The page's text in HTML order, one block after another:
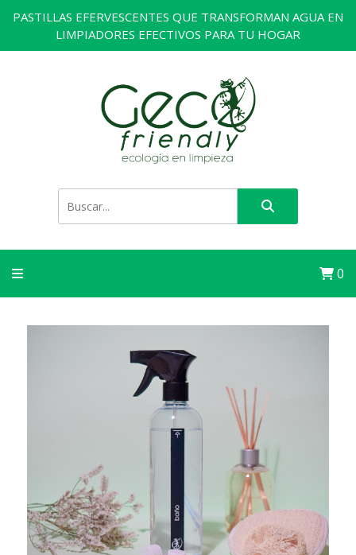
PASTILLAS EFERVESCENTES QUE TRANSFORMAN AGUA EN
LIMPIADORES EFECTIVOS PARA TU HOGAR
0